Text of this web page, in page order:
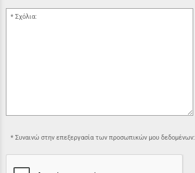
Σχόλια:
Συναινώ στην επεξεργασία των προσωπικών μου δεδομένων: